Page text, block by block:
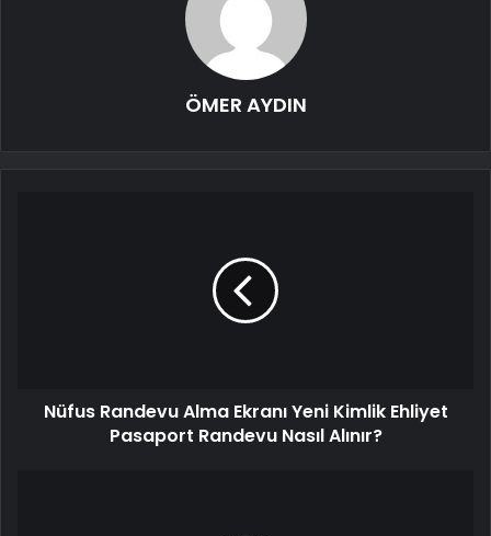
ÖMER AYDIN
Nüfus Randevu Alma Ekranı Yeni Kimlik Ehliyet
Pasaport Randevu Nasıl Alınır?